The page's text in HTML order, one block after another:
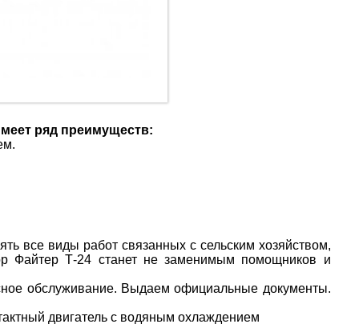
ряд преимуществ:
все виды работ связанных с сельским хозяйством,
Файтер Т-24 станет не заменимым помощников и
обслуживание. Выдаем официальные документы.
двигатель с водяным охлаждением